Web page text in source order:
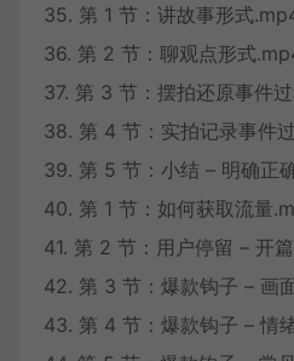
35. 第 1 节：讲故事形式
36. 第 2 节：聊观点形式
37. 第 3 节：摆拍还原事件
38. 第 4 节：实拍记录事件
39. 第 5 节：小结 – 明确正
40. 第 1 节：如何获取流量
41. 第 2 节：用户停留 – 开
42. 第 3 节：爆款钩子 – 画
43. 第 4 节：爆款钩子 – 情